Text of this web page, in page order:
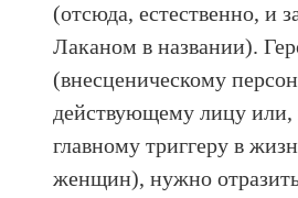
(отсюда, естественно, и
Лаканом в названии).
(внесценическому
действующему лицу или,
главному триггеру в
женщин), нужно